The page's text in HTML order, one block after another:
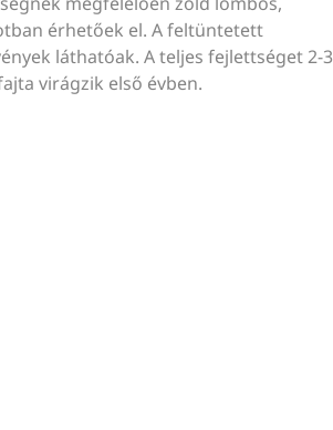
érhetőek el. A feltüntetett
láthatóak. A teljes fejlettséget 2-3
virágzik első évben.